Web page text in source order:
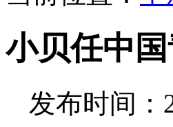
小贝任中
发布时间：